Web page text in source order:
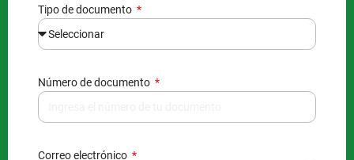
Tipo de documento
Número de documento
Correo electrónico